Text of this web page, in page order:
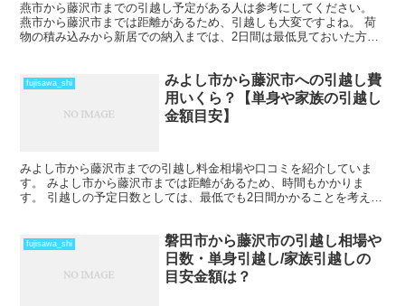
燕市から藤沢市までの引越し予定がある人は参考にしてください。
燕市から藤沢市までは距離があるため、引越しも大変ですよね。 荷
物の積み込みから新居での納入までは、2日間は最低見ておいた方が
fujisawa_shi
みよし市から藤沢市への引越し費
用いくら？【単身や家族の引越し
金額目安】
みよし市から藤沢市までの引越し料金相場や口コミを紹介していま
す。 みよし市から藤沢市までは距離があるため、時間もかかりま
す。 引越しの予定日数としては、最低でも2日間かかることを考えて
fujisawa_shi
磐田市から藤沢市の引越し相場や
日数・単身引越し/家族引越しの
目安金額は？